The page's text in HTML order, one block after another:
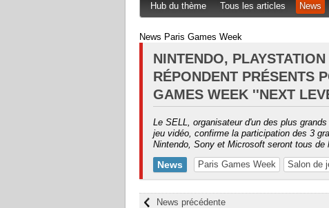
Hub du thème Tous les articles News
News Paris Games Week
NINTENDO,
RÉPONDENT PRÉSENTS
GAMES WEEK ''NEXT
Le SELL, organisateur d'un des plus
jeu vidéo, confirme la participation des 3
Nintendo, Sony et Microsoft seront tous de
News Paris Games Week Salon de
News précédente